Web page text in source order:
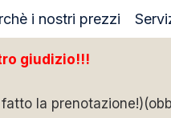
i nostri prezzi
giudizio!!!
la prenotazione!)